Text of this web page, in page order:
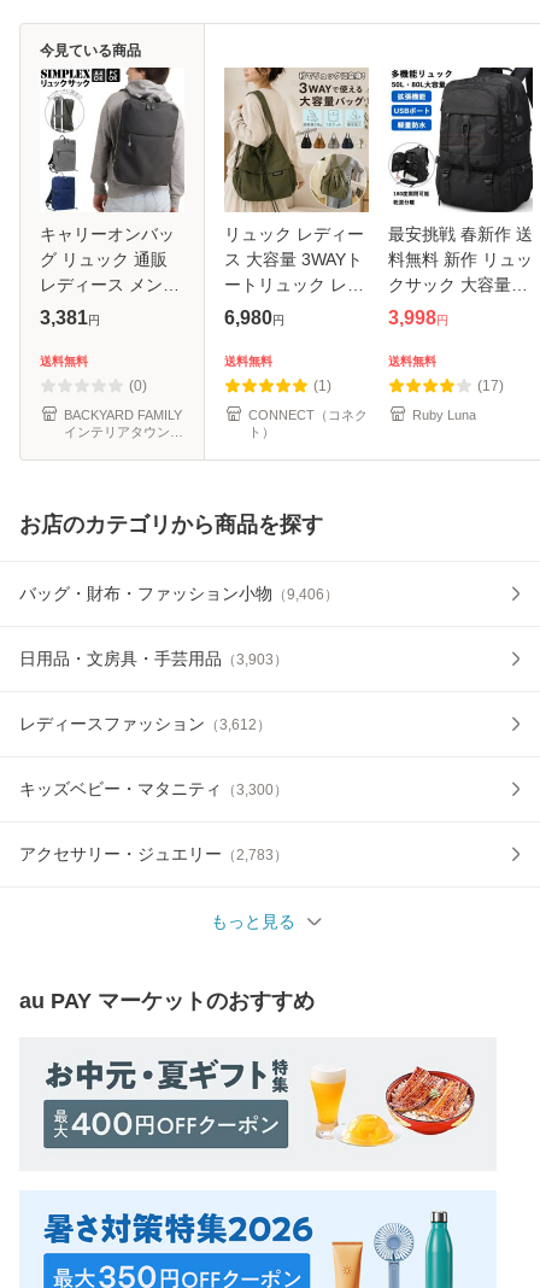
キャリーオンバッ
グ リュック 通販
レディース メンズ
a4 軽い リュック
ク 大容量 無地 旅
行 遠足 シンプル
軽量 バッ
3,381円
送料無料
(0)
BACKYARD FAMILY
インテリアタウン
店
今見ている商品
リュック レディー
ス 大容量 3WAYト
ートリュック レデ
ィースバッグ リュ
リュック 大人 A4
ナイロン 軽量 撥水
人気 ア
6,980円
送料無料
(1)
CONNECT（コネク
ト）
最安挑戦 春新作 送
料無料 新作 リュッ
クサック 大容量
50L 80L ビジネス
ックパック 多機能
軽量 防水 通勤バッ
グ PC1
3,998円
送料無料
(17)
Ruby Luna
お店のカテゴリから商品を探す
バッグ・財布・ファッション小物 （9,406 ）
日用品・文房具・手芸用品 （3,903 ）
レディースファッション （3,612 ）
キッズベビー・マタニティ （3,300）
アクセサリー・ジュエリー （2,783 ）
もっと見る
au PAY マーケットのおすすめ